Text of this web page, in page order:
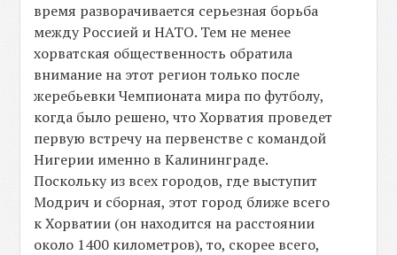
время разворачивается серьезная борьба
между Россией и НАТО. Тем не менее
хорватская общественность обратила
внимание на этот регион только после
жеребьевки Чемпионата мира по футболу,
когда было решено, что Хорватия проведет
первую встречу на первенстве с командой
Нигерии именно в Калининграде.
Поскольку из всех городов, где выступит
Модрич и сборная, этот город ближе всего
к Хорватии (он находится на расстоянии
около 1400 километров), то, скорее всего,